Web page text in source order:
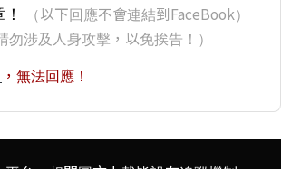
（以下回應不會連結到FaceBook）
勿涉及人身攻擊，以免挨告！）
，無法回應！